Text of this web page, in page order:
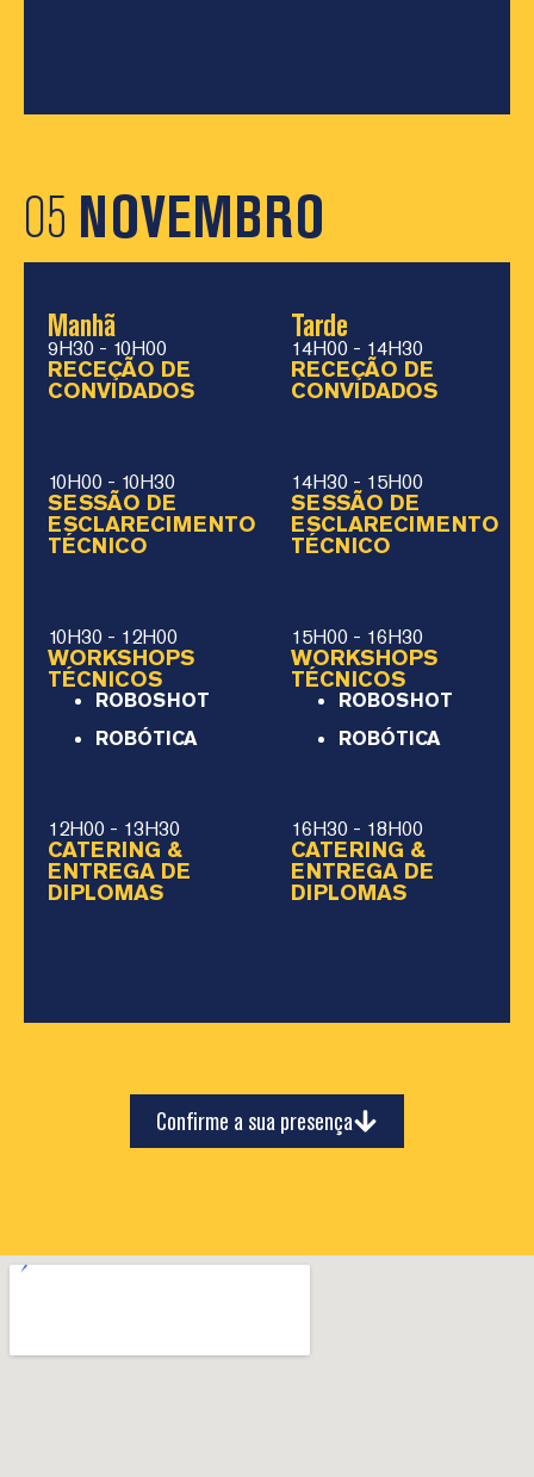
05 NOVEMBRO
Manhã
9H30 - 10H00
RECEÇÃO DE
CONVIDADOS
10H00 - 10H30
SESSÃO DE
ESCLARECIMENTO
TÉCNICO
10H30 - 12H00
WORKSHOPS
TÉCNICOS
ROBOSHOT
ROBÓTICA
12H00 - 13H30
CATERING &
ENTREGA DE
DIPLOMAS
Tarde
14H00 - 14H30
RECEÇÃO DE
CONVIDADOS
14H30 - 15H00
SESSÃO DE
ESCLARECIMENTO
TÉCNICO
15H00 - 16H30
WORKSHOPS
TÉCNICOS
ROBOSHOT
ROBÓTICA
16H30 - 18H00
CATERING &
ENTREGA DE
DIPLOMAS
Confirme a sua presença